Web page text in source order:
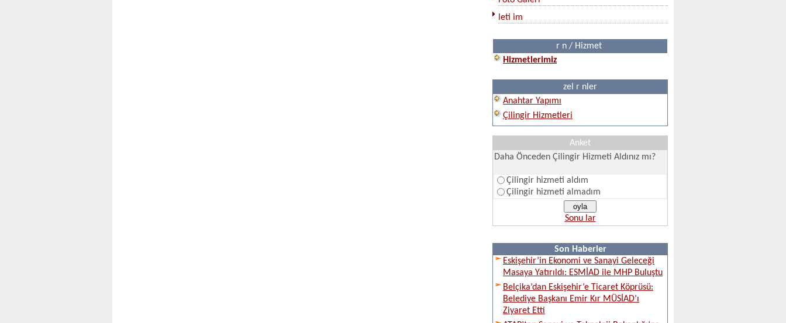
leti im
r n / Hizmet
Hizmetlerimiz
zel r nler
Anahtar Yapımı
Çilingir Hizmetleri
Anket
Daha Önceden Çilingir Hizmeti Aldınız mı?
Çilingir hizmeti aldım
Çilingir hizmeti almadım
Sonu lar
Son Haberler
Eskişehir’in Ekonomi ve Sanayi Geleceği
Masaya Yatırıldı: ESMİAD ile MHP Buluştu
Belçika’dan Eskişehir’e Ticaret Köprüsü:
Belediye Başkanı Emir Kır MÜSİAD’ı
Ziyaret Etti